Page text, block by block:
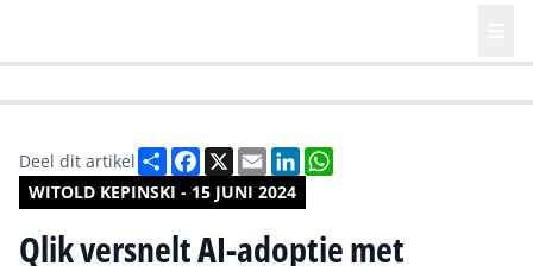
WITOLD KEPINSKI - 15 JUNI 2024
Deel dit artikel DeelFacebook
X EmailLinkedIn
Qlik versnelt AI-adoptie met